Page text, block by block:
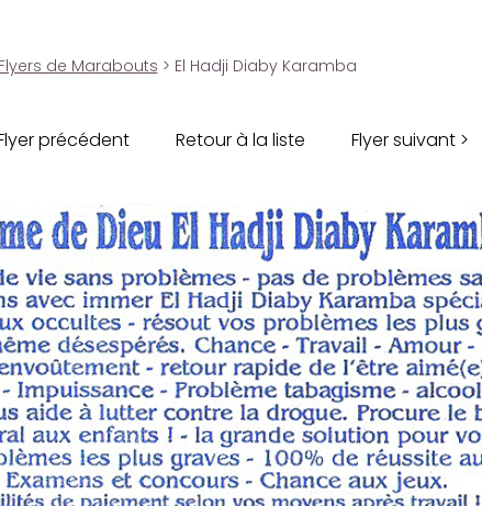
de Marabouts > El Hadji Diaby Karamba
précédent Retour à la liste Flyer suivant >